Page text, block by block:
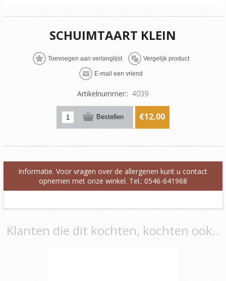
SCHUIMTAART KLEIN
Artikelnummer:: 4039
€12,00
Informatie. Voor vragen over de allergenen kunt u contact
opnemen met onze winkel. Tel.: 0546-641968
Klanten die dit kochten, kochten ook..